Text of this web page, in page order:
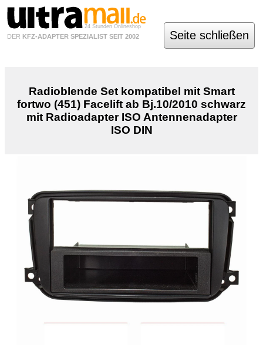
24 Stunden Onlineshop
DER KFZ-ADAPTER SPEZIALIST SEIT 2002 Seite schließen
Radioblende Set kompatibel mit Smart
fortwo (451) Facelift ab Bj.10/2010 schwarz
mit Radioadapter ISO Antennenadapter
ISO DIN